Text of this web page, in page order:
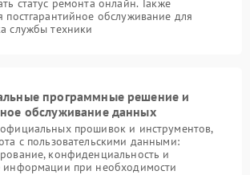
статус ремонта онлайн. Также
постгарантийное обслуживание для
службы техники
программные решение и
обслуживание данных
прошивок и инструментов,
с пользовательскими данными:
конфиденциальность и
информации при необходимости